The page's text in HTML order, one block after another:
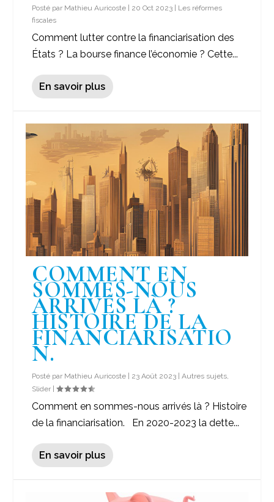
Posté par Mathieu Auricoste | 20 Oct 2023 | Les réformes
fiscales
Comment lutter contre la financiarisation des
États ? La bourse finance l’économie ? Cette...
En savoir plus
COMMENT EN
SOMMES-NOUS
ARRIVÉS LÀ ?
HISTOIRE DE LA
FINANCIARISATIO
N.
Posté par Mathieu Auricoste 23 Août 2023 |Autres sujets,
Slider |
Comment en sommes-nous arrivés là ? Histoire
de la financiarisation. En 2020-2023 la dette...
En savoir plus